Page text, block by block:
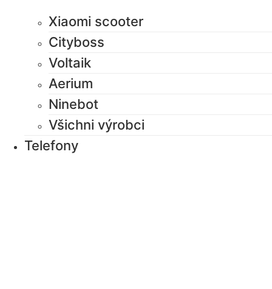
Xiaomi scooter
Cityboss
Voltaik
Aerium
Ninebot
Všichni výrobci
Telefony